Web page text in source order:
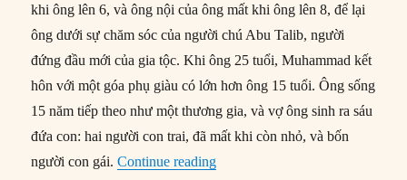
khi ông lên 6, và ông nội của ông mất khi ông lên 8, để lại
ông dưới sự chăm sóc của người chú Abu Talib, người
đứng đầu mới của gia tộc. Khi ông 25 tuổi, Muhammad kết
hôn với một góa phụ giàu có lớn hơn ông 15 tuổi. Ông sống
15 năm tiếp theo như một thương gia, và vợ ông sinh ra sáu
đứa con: hai người con trai, đã mất khi còn nhỏ, và bốn
người con gái.Continue reading“24/09/622: Muhammad hoàn